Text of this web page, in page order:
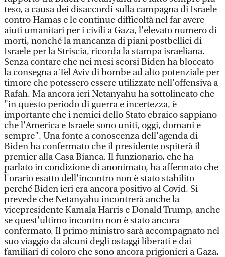
teso, a causa dei disaccordi sulla campagna di Israele
contro Hamas e le continue difficoltà nel far avere
aiuti umanitari per i civili a Gaza, l'elevato numero di
morti, nonché la mancanza di piani postbellici di
Israele per la Striscia, ricorda la stampa israeliana.
Senza contare che nei mesi scorsi Biden ha bloccato
la consegna a Tel Aviv di bombe ad alto potenziale per
timore che potessero essere utilizzate nell'offensiva a
Rafah. Ma ancora ieri Netanyahu ha sottolineato che
"in questo periodo di guerra e incertezza, è
importante che i nemici dello Stato ebraico sappiano
che l'America e Israele sono uniti, oggi, domani e
sempre". Una fonte a conoscenza dell'agenda di
Biden ha confermato che il presidente ospiterà il
premier alla Casa Bianca. Il funzionario, che ha
parlato in condizione di anonimato, ha affermato che
l'orario esatto dell'incontro non è stato stabilito
perché Biden ieri era ancora positivo al Covid. Si
prevede che Netanyahu incontrerà anche la
vicepresidente Kamala Harris e Donald Trump, anche
se quest'ultimo incontro non è stato ancora
confermato. Il primo ministro sarà accompagnato nel
suo viaggio da alcuni degli ostaggi liberati e dai
familiari di coloro che sono ancora prigionieri a Gaza,